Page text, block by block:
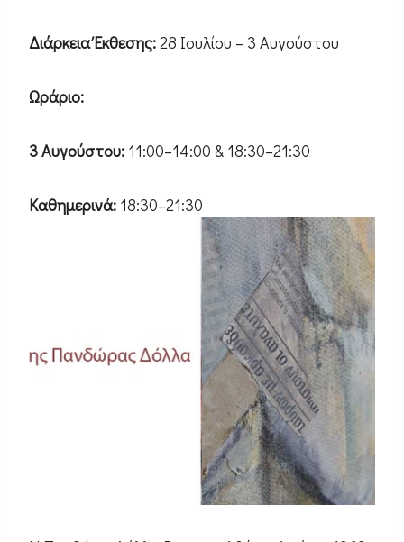
Διάρκεια Έκθεσης:28 Ιουλίου – 3 Αυγούστου
Ωράριο:
3 Αυγούστου: 11:00–14:00 & 18:30–21:30
Καθημερινά: 18:30–21:30